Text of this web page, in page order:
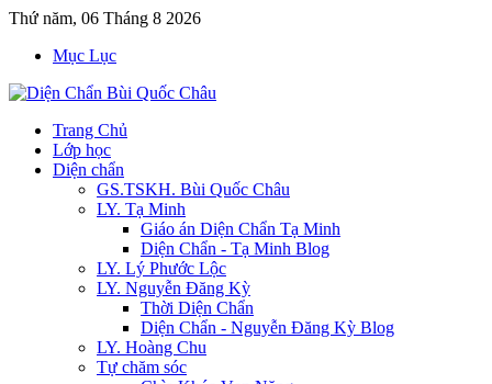
Thứ năm, 06 Tháng 8 2026
Mục Lục
Trang Chủ
Lớp học
Diện chẩn
GS.TSKH. Bùi Quốc Châu
LY. Tạ Minh
Giáo án Diện Chẩn Tạ Minh
Diện Chẩn - Tạ Minh Blog
LY. Lý Phước Lộc
LY. Nguyễn Đăng Kỳ
Thời Diện Chẩn
Diện Chẩn - Nguyễn Đăng Kỳ Blog
LY. Hoàng Chu
Tự chăm sóc